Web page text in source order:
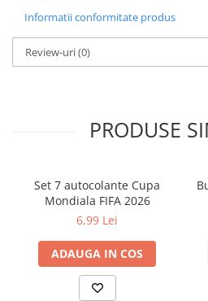
Materiale educaționale
Hobby și activități pentru copii
Culegeri și materiale auxiliare
Caiete de vacanță
Bibliografie didactică
Dicționare și gramatici
Pregătire pentru admitere
Pregătire Evaluare Națională
Pregătire Bacalaureat
Romane și literatură
Informatii conformitate produs
Review-uri(0)
PRODUSE
Set 7 autocolante Cupa
Mondiala FIFA 2026
6,99 Lei
ADAUGA IN COS